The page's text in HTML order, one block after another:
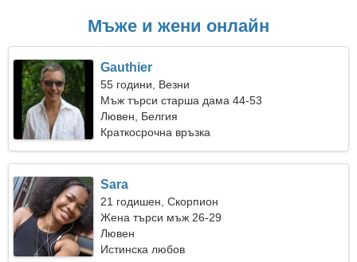
Мъже и жени онлайн
Gauthier
55 години, Везни
Мъж търси старша дама 44-53
Лювен, Белгия
Краткосрочна връзка
Sara
21 годишен, Скорпион
Жена търси мъж 26-29
Лювен
Истинска любов